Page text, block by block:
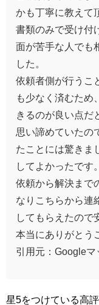
かも丁寧に教えて
書類のみで受け付
面が苦手な人でも
した。
依頼者側が行うこ
も少なく済むため
きるのが良い点だ
思い諦めていたの
たことには驚きま
してよかったです。
依頼から解決まで
なりこちらから連
してもらえたので
本当にありがとう
引用元：Googleマ
星5をつけている高